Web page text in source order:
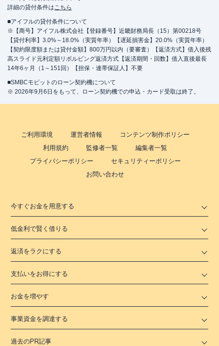
詳細の貸付条件はこちら
■アイフルの貸付条件について
※【商号】アイフル株式会社【登録番号】近畿財務局長（15）第00218号
【貸付利率】3.0%～18.0%（実質年率）【遅延損害金】20.0%（実質年率）
【契約限度額または貸付金額】800万円以内（要審査）【返済方式】借入後残
高スライド元利定額リボルビング返済方式【返済期間・回数】借入直後最長
14年6ヶ月（1～151回）【担保・連帯保証人】不要
■SMBCモビットのローン契約機について
※ 2026年9月6日をもって、ローン契約機での申込・カード受取は終了。
ご利用環境 運営者情報
コンテンツ制作ポリシー
利用規約
監修者一覧
編集者一覧
プライバシーポリシー
セキュリティーポリシー
お問い合わせ
今すぐお金を用意する
低金利で賢く借りる
返済をラクにする
支払いをお得にする
お金を増やす
事業資金を調達する
過去のPR記事